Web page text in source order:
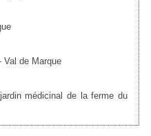
de Marque
médicinal de la ferme du